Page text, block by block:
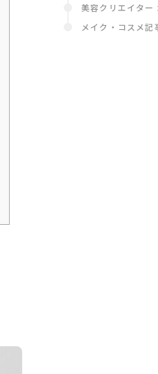
美容クリエイター
メイク・コスメ記